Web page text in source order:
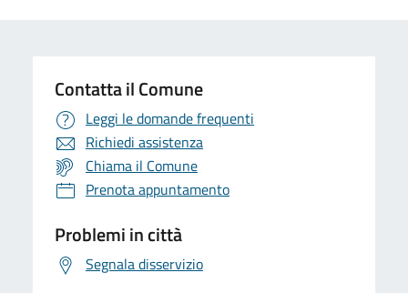
Contatta il Comune
Leggi le domande frequenti
Richiedi assistenza
Chiama il Comune
Prenota appuntamento
Problemi in città
Segnala disservizio